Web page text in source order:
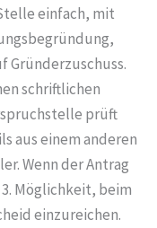
einfach, mit
Gründerzuschuss.
schriftlichen
prüft
aus einem anderen
Wenn der Antrag
Möglichkeit, beim
einzureichen.